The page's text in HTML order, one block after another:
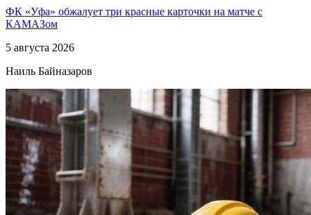
ФК «Уфа» обжалует три красные карточки на матче с
КАМАЗом
5 августа 2026
Наиль Байназаров